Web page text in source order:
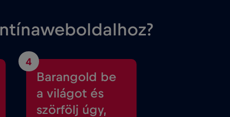
4
Barangold be
a világot és
szörfölj úgy,